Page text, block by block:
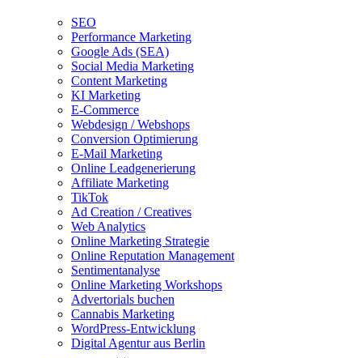
SEO
Performance Marketing
Google Ads (SEA)
Social Media Marketing
Content Marketing
KI Marketing
E-Commerce
Webdesign / Webshops
Conversion Optimierung
E-Mail Marketing
Online Leadgenerierung
Affiliate Marketing
TikTok
Ad Creation / Creatives
Web Analytics
Online Marketing Strategie
Online Reputation Management
Sentimentanalyse
Online Marketing Workshops
Advertorials buchen
Cannabis Marketing
WordPress-Entwicklung
Digital Agentur aus Berlin